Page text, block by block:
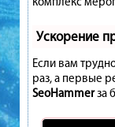
Ускорение
Если вам
раз, а первые
SeoHammerза